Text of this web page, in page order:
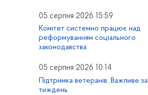
05 серпня 2026 15:59
Комітет системно працює над
реформуванням соціального
законодавства
05 серпня 2026 10:14
Підтримка ветеранів. Важливе за
тиждень